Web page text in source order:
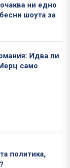
ни едно
шоута за
Идва ли
само
политика,